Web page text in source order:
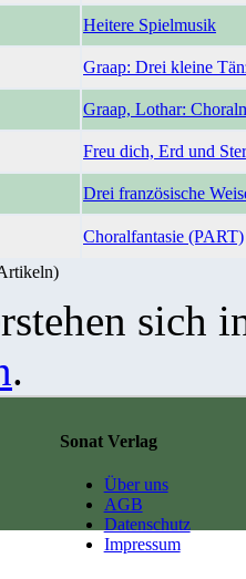
Heitere Spielmusik
Graap: Drei kleine
Graap, Lothar:
Freu dich, Erd und
Drei französische
Choralfantasie (PART)
sich
.
Sonat Verlag
Über uns
AGB
Datenschutz
Impressum